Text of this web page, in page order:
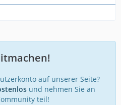
auf unserer Seite?
und nehmen Sie an
teil!